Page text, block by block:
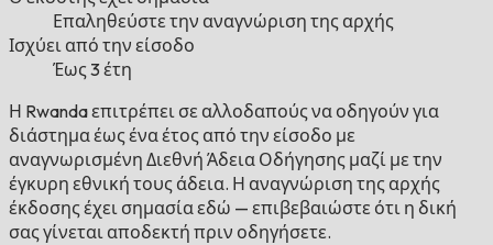
Επαληθεύστε την αναγνώριση της αρχής
Ισχύει από την είσοδο
Έως 3 έτη
Η Rwanda επιτρέπει σε αλλοδαπούς να οδηγούν για
διάστημα έως ένα έτος από την είσοδο με
αναγνωρισμένη Διεθνή Άδεια Οδήγησης μαζί με την
έγκυρη εθνική τους άδεια. Η αναγνώριση της αρχής
έκδοσης έχει σημασία εδώ — επιβεβαιώστε ότι η δική
σας γίνεται αποδεκτή πριν οδηγήσετε.